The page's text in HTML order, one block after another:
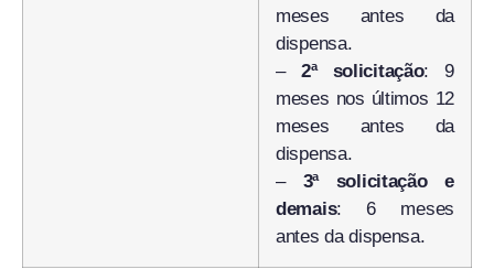
meses antes da
dispensa.
– 2ª solicitação: 9
meses nos últimos 12
meses antes da
dispensa.
– 3ª solicitação e
demais: 6 meses
antes da dispensa.